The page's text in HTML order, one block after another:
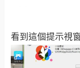
看到這個提示視